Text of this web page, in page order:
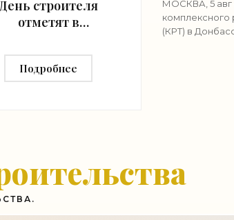
МОСКВА, 5 авг
комплексного
(КРТ) в
День строителя
отметят в
на ВДНХ 6
и 9 августа -
Подробнее